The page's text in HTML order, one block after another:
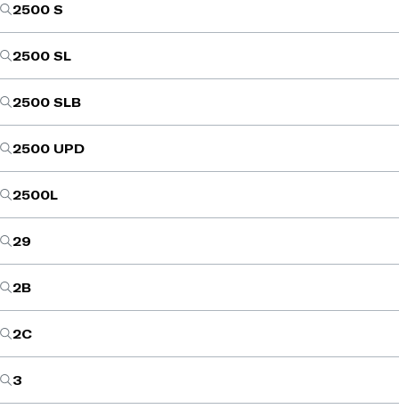
2500 S
2500 SL
2500 SLB
2500 UPD
2500L
29
2B
2C
3